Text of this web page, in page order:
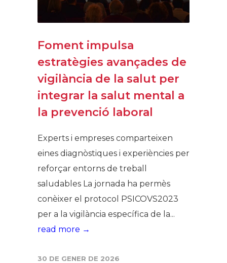
Foment impulsa
estratègies avançades de
vigilància de la salut per
integrar la salut mental a
la prevenció laboral
Experts i empreses comparteixen
eines diagnòstiques i experiències per
reforçar entorns de treball
saludables La jornada ha permès
conèixer el protocol PSICOVS2023
per a la vigilància específica de la...
read more →
30 DE GENER DE 2026